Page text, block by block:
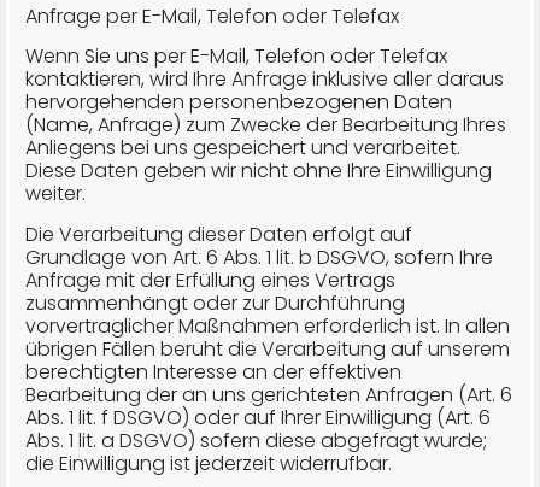
Anfrage per E-Mail, Telefon oder Telefax
Wenn Sie uns per E-Mail, Telefon oder Telefax
kontaktieren, wird Ihre Anfrage inklusive aller daraus
hervorgehenden personenbezogenen Daten
(Name, Anfrage) zum Zwecke der Bearbeitung Ihres
Anliegens bei uns gespeichert und verarbeitet.
Diese Daten geben wir nicht ohne Ihre Einwilligung
weiter.
Die Verarbeitung dieser Daten erfolgt auf
Grundlage von Art. 6 Abs. 1 lit. b DSGVO, sofern Ihre
Anfrage mit der Erfüllung eines Vertrags
zusammenhängt oder zur Durchführung
vorvertraglicher Maßnahmen erforderlich ist. In allen
übrigen Fällen beruht die Verarbeitung auf unserem
berechtigten Interesse an der effektiven
Bearbeitung der an uns gerichteten Anfragen (Art. 6
Abs. 1 lit. f DSGVO) oder auf Ihrer Einwilligung (Art. 6
Abs. 1 lit. a DSGVO) sofern diese abgefragt wurde;
die Einwilligung ist jederzeit widerrufbar.